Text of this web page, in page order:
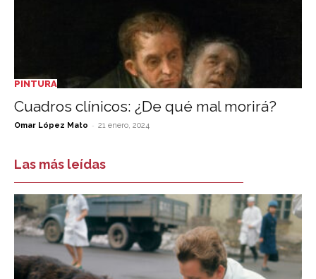
PINTURA
Cuadros clínicos: ¿De qué mal morirá?
Omar López Mato - 21 enero, 2024
Las más leídas